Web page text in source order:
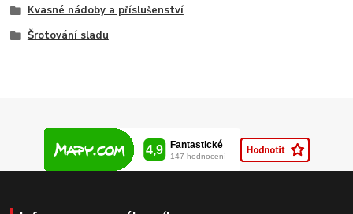
Kvasné nádoby a příslušenství
Šrotování sladu